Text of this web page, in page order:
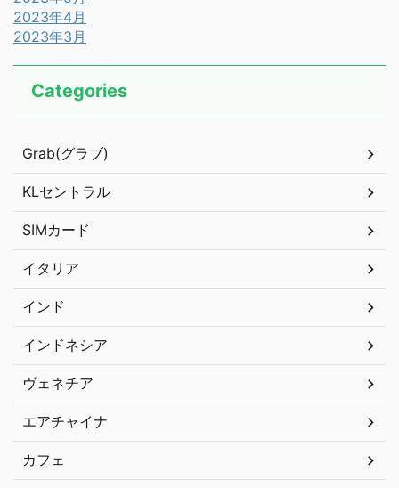
2023年4月
2023年3月
Categories
Grab(グラブ)
KLセントラル
SIMカード
イタリア
インド
インドネシア
ヴェネチア
エアチャイナ
カフェ